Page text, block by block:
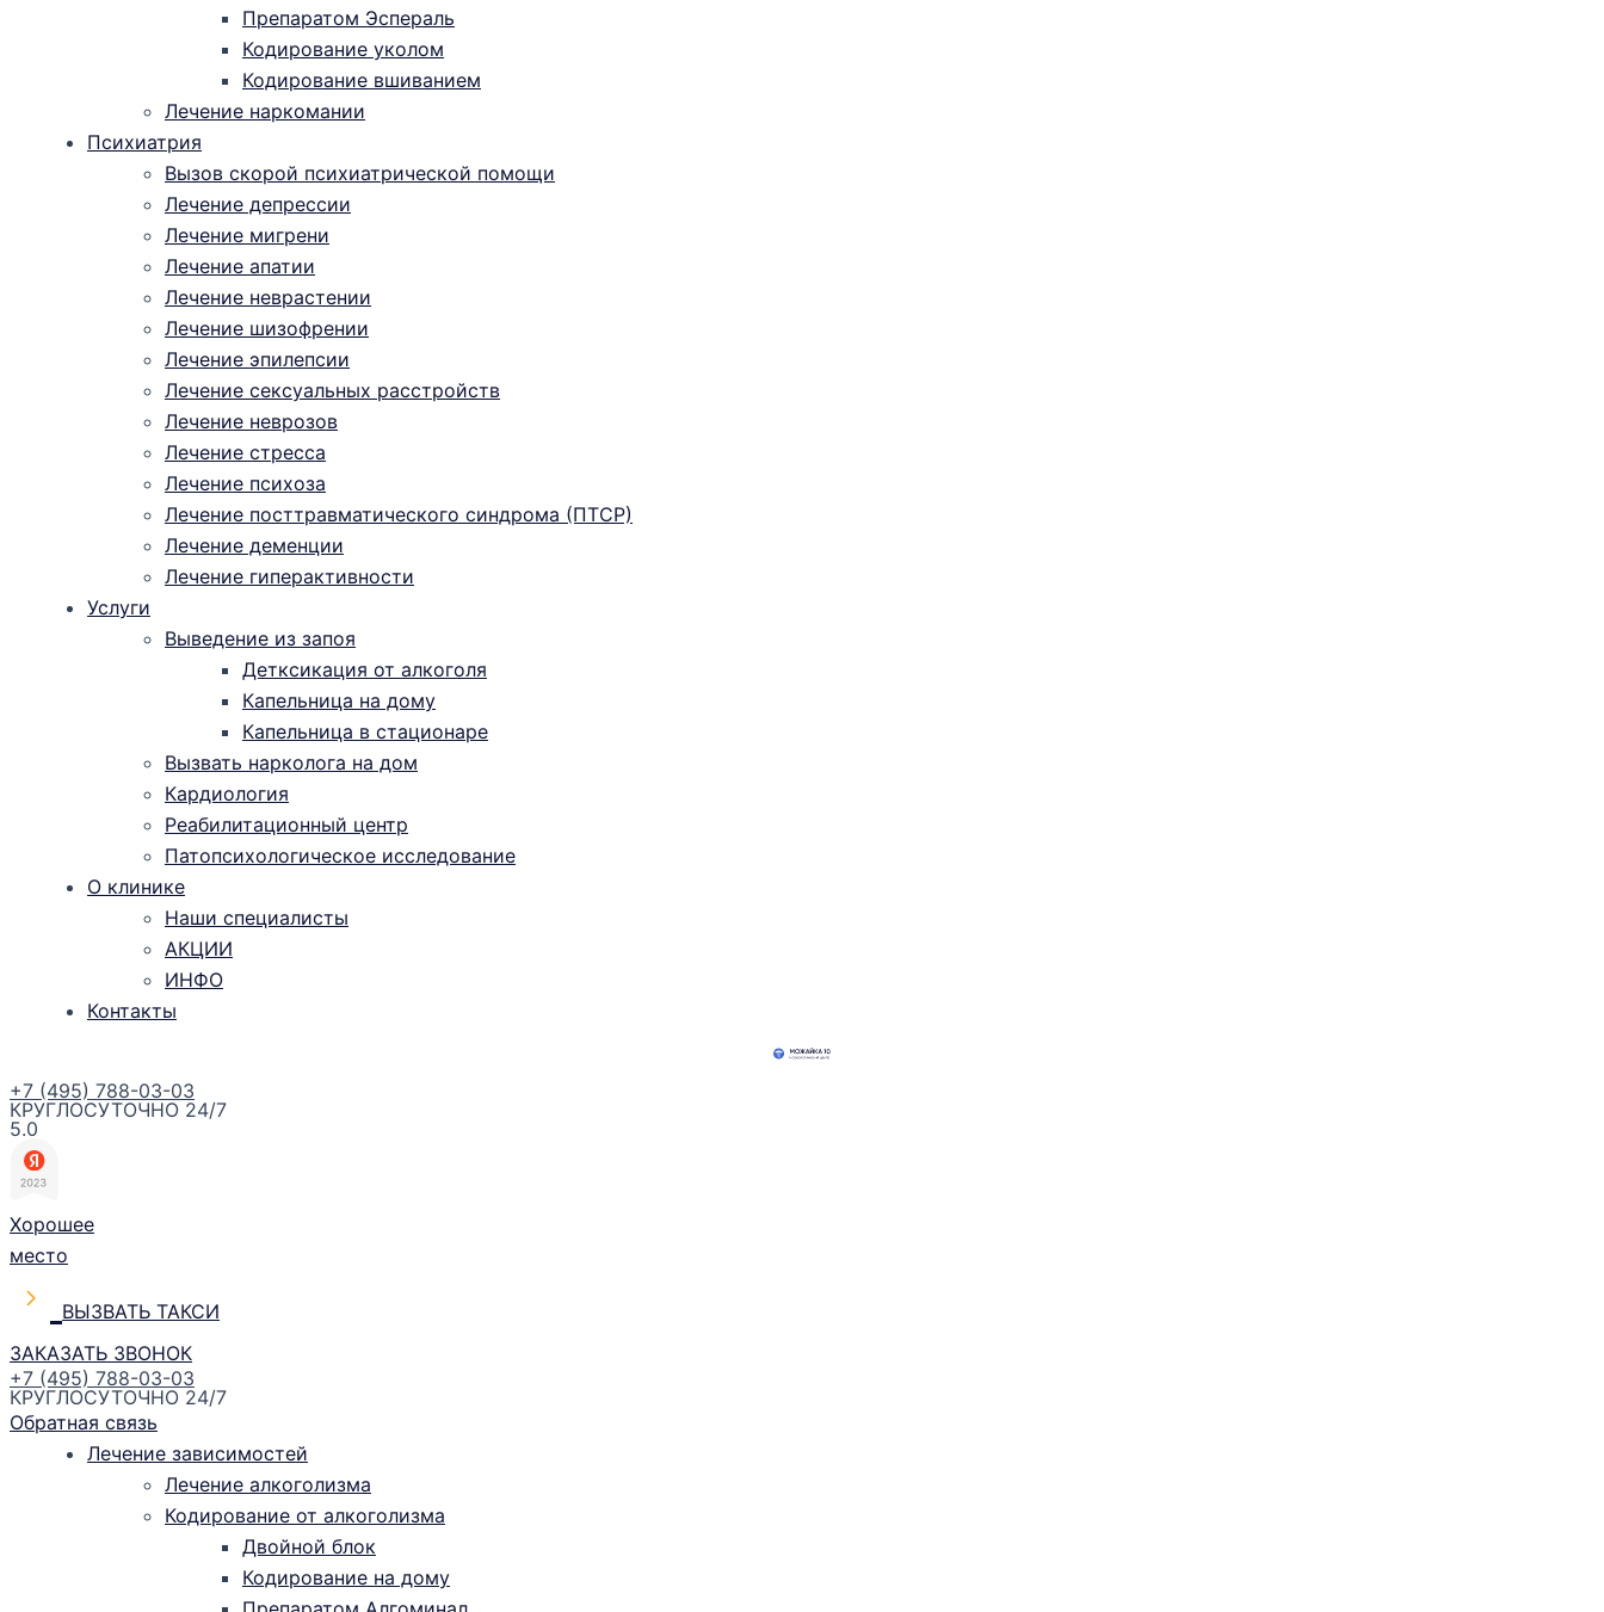
Препаратом Эспераль
Кодирование уколом
Кодирование вшиванием
Лечение наркомании
Психиатрия
Вызов скорой психиатрической помощи
Лечение депрессии
Лечение мигрени
Лечение апатии
Лечение неврастении
Лечение шизофрении
Лечение эпилепсии
Лечение сексуальных расстройств
Лечение неврозов
Лечение стресса
Лечение психоза
Лечение посттравматического синдрома (ПТСР)
Лечение деменции
Лечение гиперактивности
Услуги
Выведение из запоя
Детксикация от алкоголя
Капельница на дому
Капельница в стационаре
Вызвать нарколога на дом
Кардиология
Реабилитационный центр
Патопсихологическое исследование
О клинике
Наши специалисты
АКЦИИ
ИНФО
Контакты
+7 (495) 788-03-03
КРУГЛОСУТОЧНО 24/7
5.0
Хорошее
место
ВЫЗВАТЬ ТАКСИ
ЗАКАЗАТЬ ЗВОНОК
+7 (495) 788-03-03
КРУГЛОСУТОЧНО 24/7
Обратная связь
Лечение зависимостей
Лечение алкоголизма
Кодирование от алкоголизма
Двойной блок
Кодирование на дому